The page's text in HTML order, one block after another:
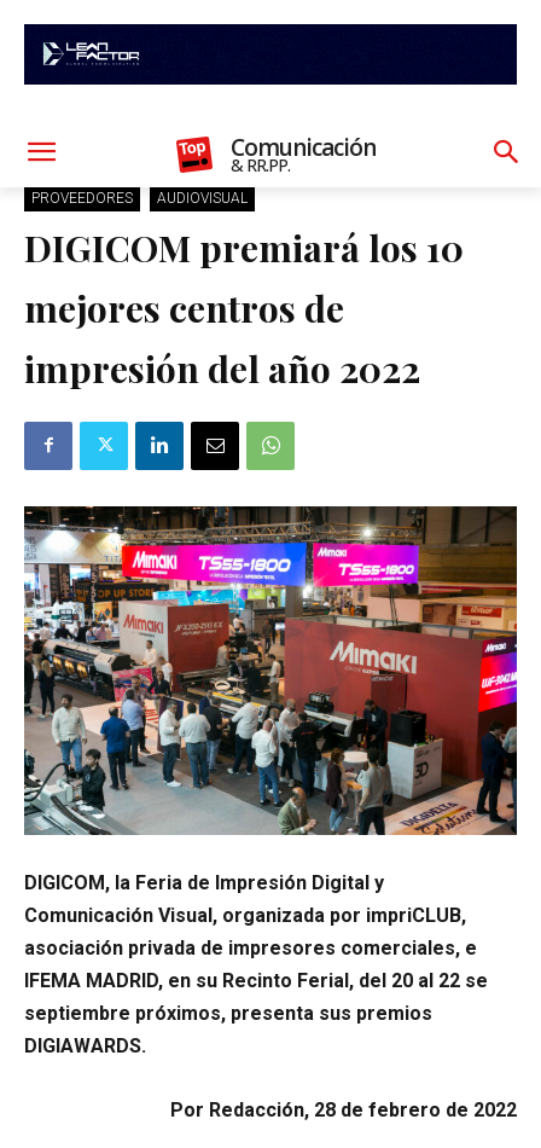
Comunicación
& RR.PP.
PROVEEDORES AUDIOVISUAL
DIGICOM premiará los 10
mejores centros de
impresión del año 2022
DIGICOM, la Feria de Impresión Digital y
Comunicación Visual, organizada por impriCLUB,
asociación privada de impresores comerciales, e
IFEMA MADRID, en su Recinto Ferial, del 20 al 22 se
septiembre próximos, presenta sus premios
DIGIAWARDS.
Por Redacción, 28 de febrero de 2022